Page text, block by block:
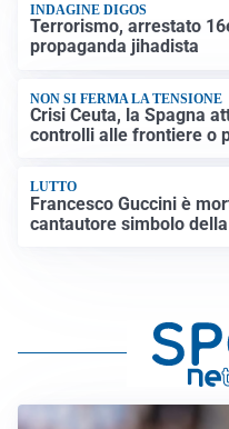
INDAGINE DIGOS
Terrorismo, arrestato
propaganda jihadista
NON SI FERMA LA TENSIONE
Crisi Ceuta, la Spagna
controlli alle frontiere o
LUTTO
Francesco Guccini è
cantautore simbolo